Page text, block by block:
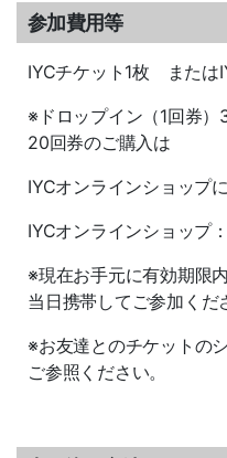
参加費用等
IYCチケット1枚 または
※ドロップイン（1回券）
20回券のご購入は
IYCオンラインショップ
IYCオンラインショップ：
※現在お手元に有効期限
当日携帯してご参加くだ
※お友達とのチケットの
ご参照ください。